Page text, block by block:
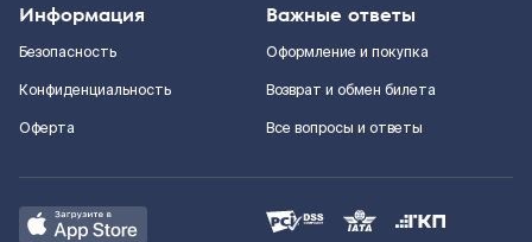
Информация
Безопасность
Конфиденциальность
Оферта
Важные ответы
Оформление и покупка
Возврат и обмен билета
Все вопросы и ответы